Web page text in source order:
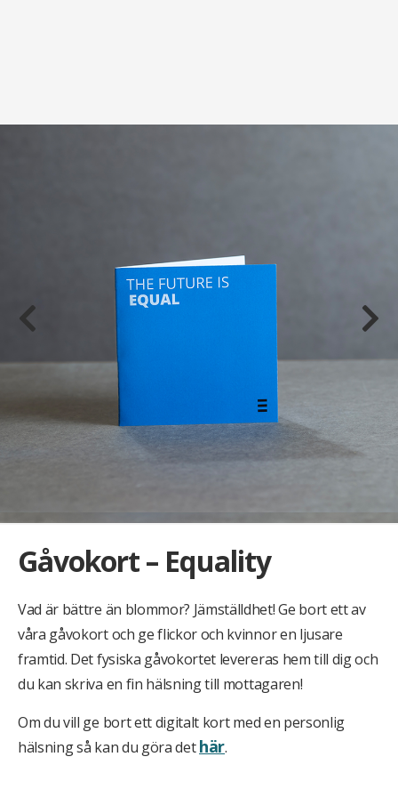
Gåvokort – Equality
Vad är bättre än blommor? Jämställdhet! Ge bort ett av
våra gåvokort och ge flickor och kvinnor en ljusare
framtid. Det fysiska gåvokortet levereras hem till dig och
du kan skriva en fin hälsning till mottagaren!
Om du vill ge bort ett digitalt kort med en personlig
hälsning så kan du göra dethär.